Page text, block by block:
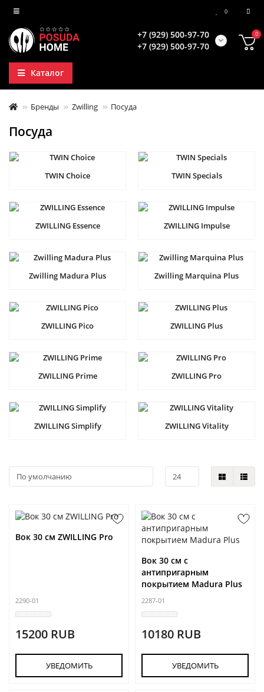
0
+7 (929) 500-97-70
+7 (929) 500-97-70
0
Каталог
Бренды Zwilling Посуда
Посуда
TWIN Choice TWIN Specials
ZWILLING Essence ZWILLING Impulse
Zwilling Madura Plus Zwilling Marquina Plus
ZWILLING Pico ZWILLING Plus
ZWILLING Prime ZWILLING Pro
ZWILLING Simplify ZWILLING Vitality
Вок 30 см ZWILLING Pro
2290-01
15200 RUB
УВЕДОМИТЬ
Вок 30 см с
антипригарным
покрытием Madura Plus
2287-01
10180 RUB
УВЕДОМИТЬ